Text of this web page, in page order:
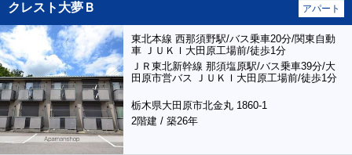
クレスト大夢Ｂ アパート
東北本線 西那須野駅/バス乗車20分/関東自動
車 ＪＵＫＩ大田原工場前/徒歩1分
ＪＲ東北新幹線 那須塩原駅/バス乗車39分/大
田原市営バス ＪＵＫＩ大田原工場前/徒歩1分
栃木県大田原市北金丸 1860-1
2階建 / 築26年